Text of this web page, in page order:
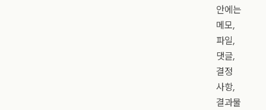
안에는
메모,
파일,
댓글,
결정
사항,
결과물